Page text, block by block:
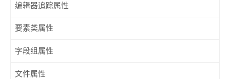
编辑器追踪属性
要素类属性
字段组属性
文件属性